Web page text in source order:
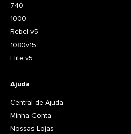
740
1000
Rebel v5
1080v15
Elite v5
Ajuda
Central de Ajuda
Minha Conta
Nossas Lojas